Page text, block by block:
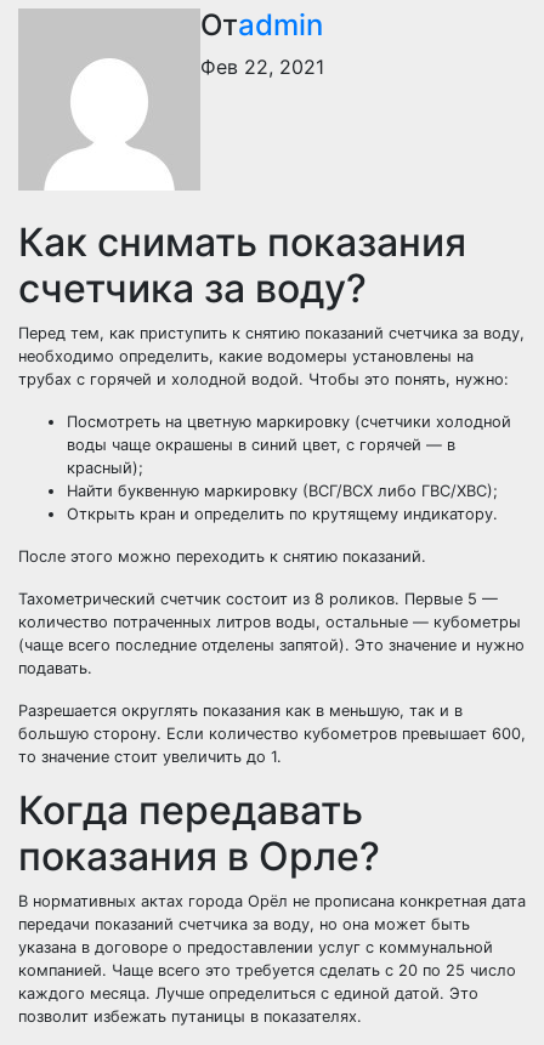
Отadmin
Фев 22, 2021
Как снимать показания
счетчика за воду?
Перед тем, как приступить к снятию показаний счетчика за воду,
необходимо определить, какие водомеры установлены на
трубах с горячей и холодной водой. Чтобы это понять, нужно:
Посмотреть на цветную маркировку (счетчики холодной
воды чаще окрашены в синий цвет, с горячей — в
красный);
Найти буквенную маркировку (ВСГ/ВСХ либо ГВС/ХВС);
Открыть кран и определить по крутящему индикатору.
После этого можно переходить к снятию показаний.
Тахометрический счетчик состоит из 8 роликов. Первые 5 —
количество потраченных литров воды, остальные — кубометры
(чаще всего последние отделены запятой). Это значение и нужно
подавать.
Разрешается округлять показания как в меньшую, так и в
большую сторону. Если количество кубометров превышает 600,
то значение стоит увеличить до 1.
Когда передавать
показания в Орле?
В нормативных актах города Орёл не прописана конкретная дата
передачи показаний счетчика за воду, но она может быть
указана в договоре о предоставлении услуг с коммунальной
компанией. Чаще всего это требуется сделать с 20 по 25 число
каждого месяца. Лучше определиться с единой датой. Это
позволит избежать путаницы в показателях.